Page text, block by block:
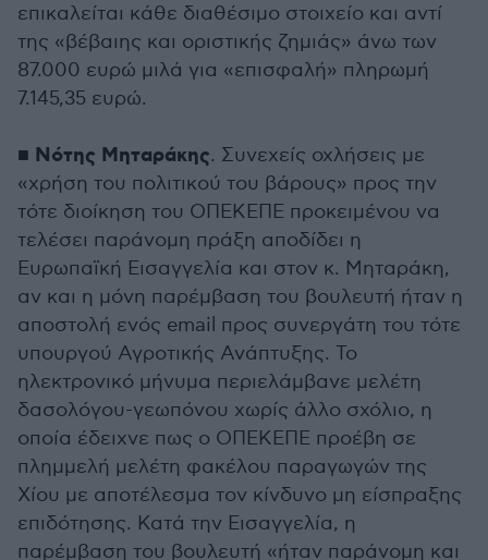
επικαλείται κάθε διαθέσιμο στοιχείο και αντί
της «βέβαιης και οριστικής ζημιάς» άνω των
87.000 ευρώ μιλά για «επισφαλή» πληρωμή
7.145,35 ευρώ.
■ Νότης Μηταράκης. Συνεχείς οχλήσεις με
«χρήση του πολιτικού του βάρους» προς την
τότε διοίκηση του ΟΠΕΚΕΠΕ προκειμένου να
τελέσει παράνομη πράξη αποδίδει η
Ευρωπαϊκή Εισαγγελία και στον κ. Μηταράκη,
αν και η μόνη παρέμβαση του βουλευτή ήταν η
αποστολή ενός email προς συνεργάτη του τότε
υπουργού Αγροτικής Ανάπτυξης. Το
ηλεκτρονικό μήνυμα περιελάμβανε μελέτη
δασολόγου-γεωπόνου χωρίς άλλο σχόλιο, η
οποία έδειχνε πως ο ΟΠΕΚΕΠΕ προέβη σε
πλημμελή μελέτη φακέλου παραγωγών της
Χίου με αποτέλεσμα τον κίνδυνο μη είσπραξης
επιδότησης. Κατά την Εισαγγελία, η
παρέμβαση του βουλευτή «ήταν παράνομη και